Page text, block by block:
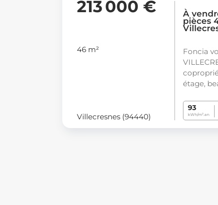
213 000 €
46 m²
Villecresnes (94440)
À
pièces
Foncia
étage,
93
kWh/m².an